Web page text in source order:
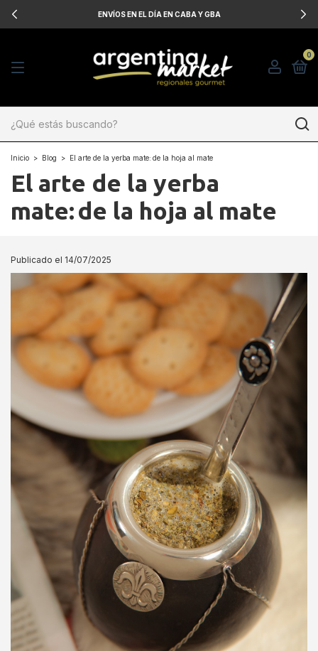
ENVÍOS EN EL DÍA EN CABA Y GBA
0
Inicio > Blog > El arte de la yerba mate: de la hoja al mate
El arte de la yerba
mate: de la hoja al mate
Publicado el 14/07/2025